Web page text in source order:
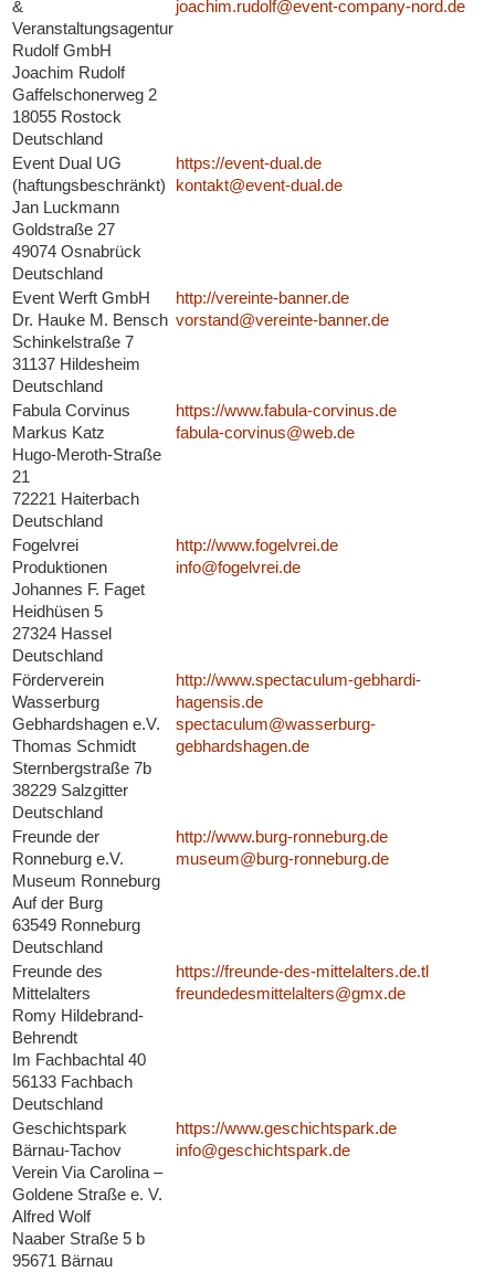
&
Veranstaltungsagentur
Rudolf GmbH
Joachim Rudolf
Gaffelschonerweg 2
18055 Rostock
Deutschland
joachim.rudolf@event-company-nord.de
Event Dual UG
(haftungsbeschränkt)
Jan Luckmann
Goldstraße 27
49074 Osnabrück
Deutschland
https://event-dual.de
kontakt@event-dual.de
Event Werft GmbH
Dr. Hauke M. Bensch
Schinkelstraße 7
31137 Hildesheim
Deutschland
http://vereinte-banner.de
vorstand@vereinte-banner.de
Fabula Corvinus
Markus Katz
Hugo-Meroth-Straße
21
72221 Haiterbach
Deutschland
https://www.fabula-corvinus.de
fabula-corvinus@web.de
Fogelvrei
Produktionen
Johannes F. Faget
Heidhüsen 5
27324 Hassel
Deutschland
http://www.fogelvrei.de
info@fogelvrei.de
Förderverein
Wasserburg
Gebhardshagen e.V.
Thomas Schmidt
Sternbergstraße 7b
38229 Salzgitter
Deutschland
http://www.spectaculum-gebhardi-
hagensis.de
spectaculum@wasserburg-
gebhardshagen.de
Freunde der
Ronneburg e.V.
Museum Ronneburg
Auf der Burg
63549 Ronneburg
Deutschland
http://www.burg-ronneburg.de
museum@burg-ronneburg.de
Freunde des
Mittelalters
Romy Hildebrand-
Behrendt
Im Fachbachtal 40
56133 Fachbach
Deutschland
https://freunde-des-mittelalters.de.tl
freundedesmittelalters@gmx.de
Geschichtspark
Bärnau-Tachov
Verein Via Carolina –
Goldene Straße e. V.
Alfred Wolf
Naaber Straße 5 b
95671 Bärnau
https://www.geschichtspark.de
info@geschichtspark.de